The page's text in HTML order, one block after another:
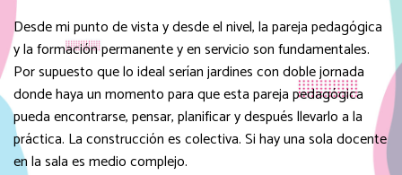
Desde mi punto de vista y desde el nivel, la pareja pedagógica
y la formación permanente y en servicio son fundamentales.
Por supuesto que lo ideal serían jardines con doble jornada
donde haya un momento para que esta pareja pedagógica
pueda encontrarse, pensar, planificar y después llevarlo a la
práctica. La construcción es colectiva. Si hay una sola docente
en la sala es medio complejo.